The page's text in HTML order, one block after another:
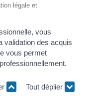
légale et
vous
validation des acquis
vous permet
Tout déplier